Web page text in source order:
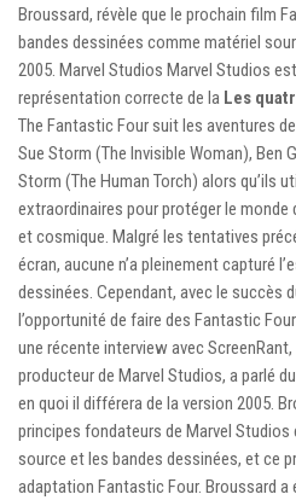
Broussard, révèle que le prochain film
bandes dessinées comme matériel
2005. Marvel Studios Marvel Studios
représentation correcte de la Les
The Fantastic Four suit les aventures
Sue Storm (The Invisible Woman), Ben
Storm (The Human Torch) alors qu’ils
extraordinaires pour protéger le
et cosmique. Malgré les tentatives
écran, aucune n’a pleinement capturé
dessinées. Cependant, avec le succès
l’opportunité de faire des Fantastic
une récente interview avec ScreenRant,
producteur de Marvel Studios, a parlé
en quoi il différera de la version 2005.
principes fondateurs de Marvel Studios
source et les bandes dessinées, et ce
adaptation Fantastic Four. Broussard